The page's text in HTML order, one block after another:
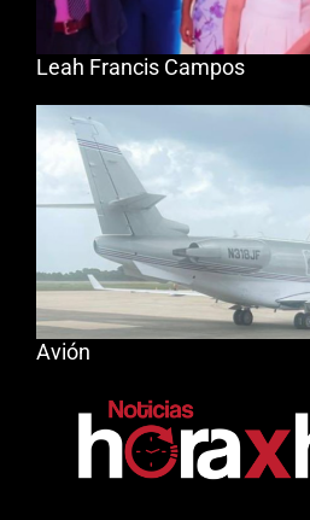
Leah Francis Campos
Avión